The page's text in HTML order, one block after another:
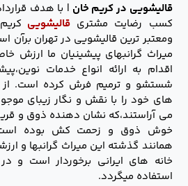
قالیشویی در کریم خان | با هدف
کسب رضایت مشتری قالیشویی
ومعتبر ترین قالیشویی در تهران برآن
میراث گرانبهای پیشینیان ما ارزش
اقدام به ارائه انواع خدمات
شستشو و ترمیم فرش کرده است. از
های خود را با نقش و نگار زیبای
می آراستند،که نشان دهنده ذوق و
خوش ذوق و زحمت کش بوده
همانند گذشته این میراث گرانبها و
خانه های ایرانی برخوردار است و
استفاده میگردد.